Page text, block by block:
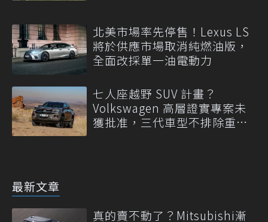
北美市場率先停售！Lexus LS
將於供應市場取消純燃油版，
全面改採單一油電動力
七人座越野 SUV 計畫？
Volkswagen 高層證實專案未
獲批准，三代車型不排除重
最新文章
真的賣不動了？Mitsubishi漸